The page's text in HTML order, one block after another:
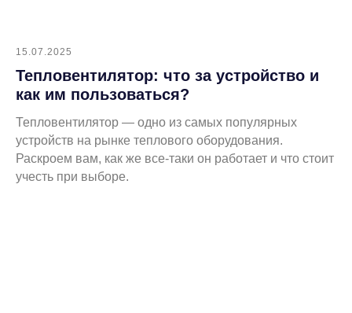
15.07.2025
Тепловентилятор: что за устройство и
как им пользоваться?
Тепловентилятор — одно из самых популярных
устройств на рынке теплового оборудования.
Раскроем вам, как же все-таки он работает и что стоит
учесть при выборе.